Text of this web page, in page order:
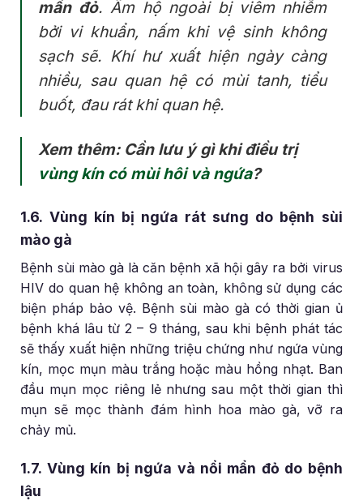
mẩn đỏ. Âm hộ ngoài bị viêm nhiễm
bởi vi khuẩn, nấm khi vệ sinh không
sạch sẽ. Khí hư xuất hiện ngày càng
nhiều, sau quan hệ có mùi tanh, tiểu
buốt, đau rát khi quan hệ.
Xem thêm: Cần lưu ý gì khi điều trị
vùng kín có mùi hôi và ngứa?
1.6. Vùng kín bị ngứa rát sưng do bệnh sùi
mào gà
Bệnh sùi mào gà là căn bệnh xã hội gây ra bởi virus
HIV do quan hệ không an toàn, không sử dụng các
biện pháp bảo vệ. Bệnh sùi mào gà có thời gian ủ
bệnh khá lâu từ 2 – 9 tháng, sau khi bệnh phát tác
sẽ thấy xuất hiện những triệu chứng như ngứa vùng
kín, mọc mụn màu trắng hoặc màu hồng nhạt. Ban
đầu mụn mọc riêng lẻ nhưng sau một thời gian thì
mụn sẽ mọc thành đám hình hoa mào gà, vỡ ra
chảy mủ.
1.7. Vùng kín bị ngứa và nổi mẩn đỏ do bệnh
lậu